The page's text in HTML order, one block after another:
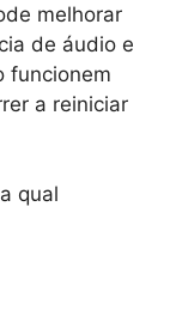
melhorar
de áudio e
funcionem
a reiniciar
qual